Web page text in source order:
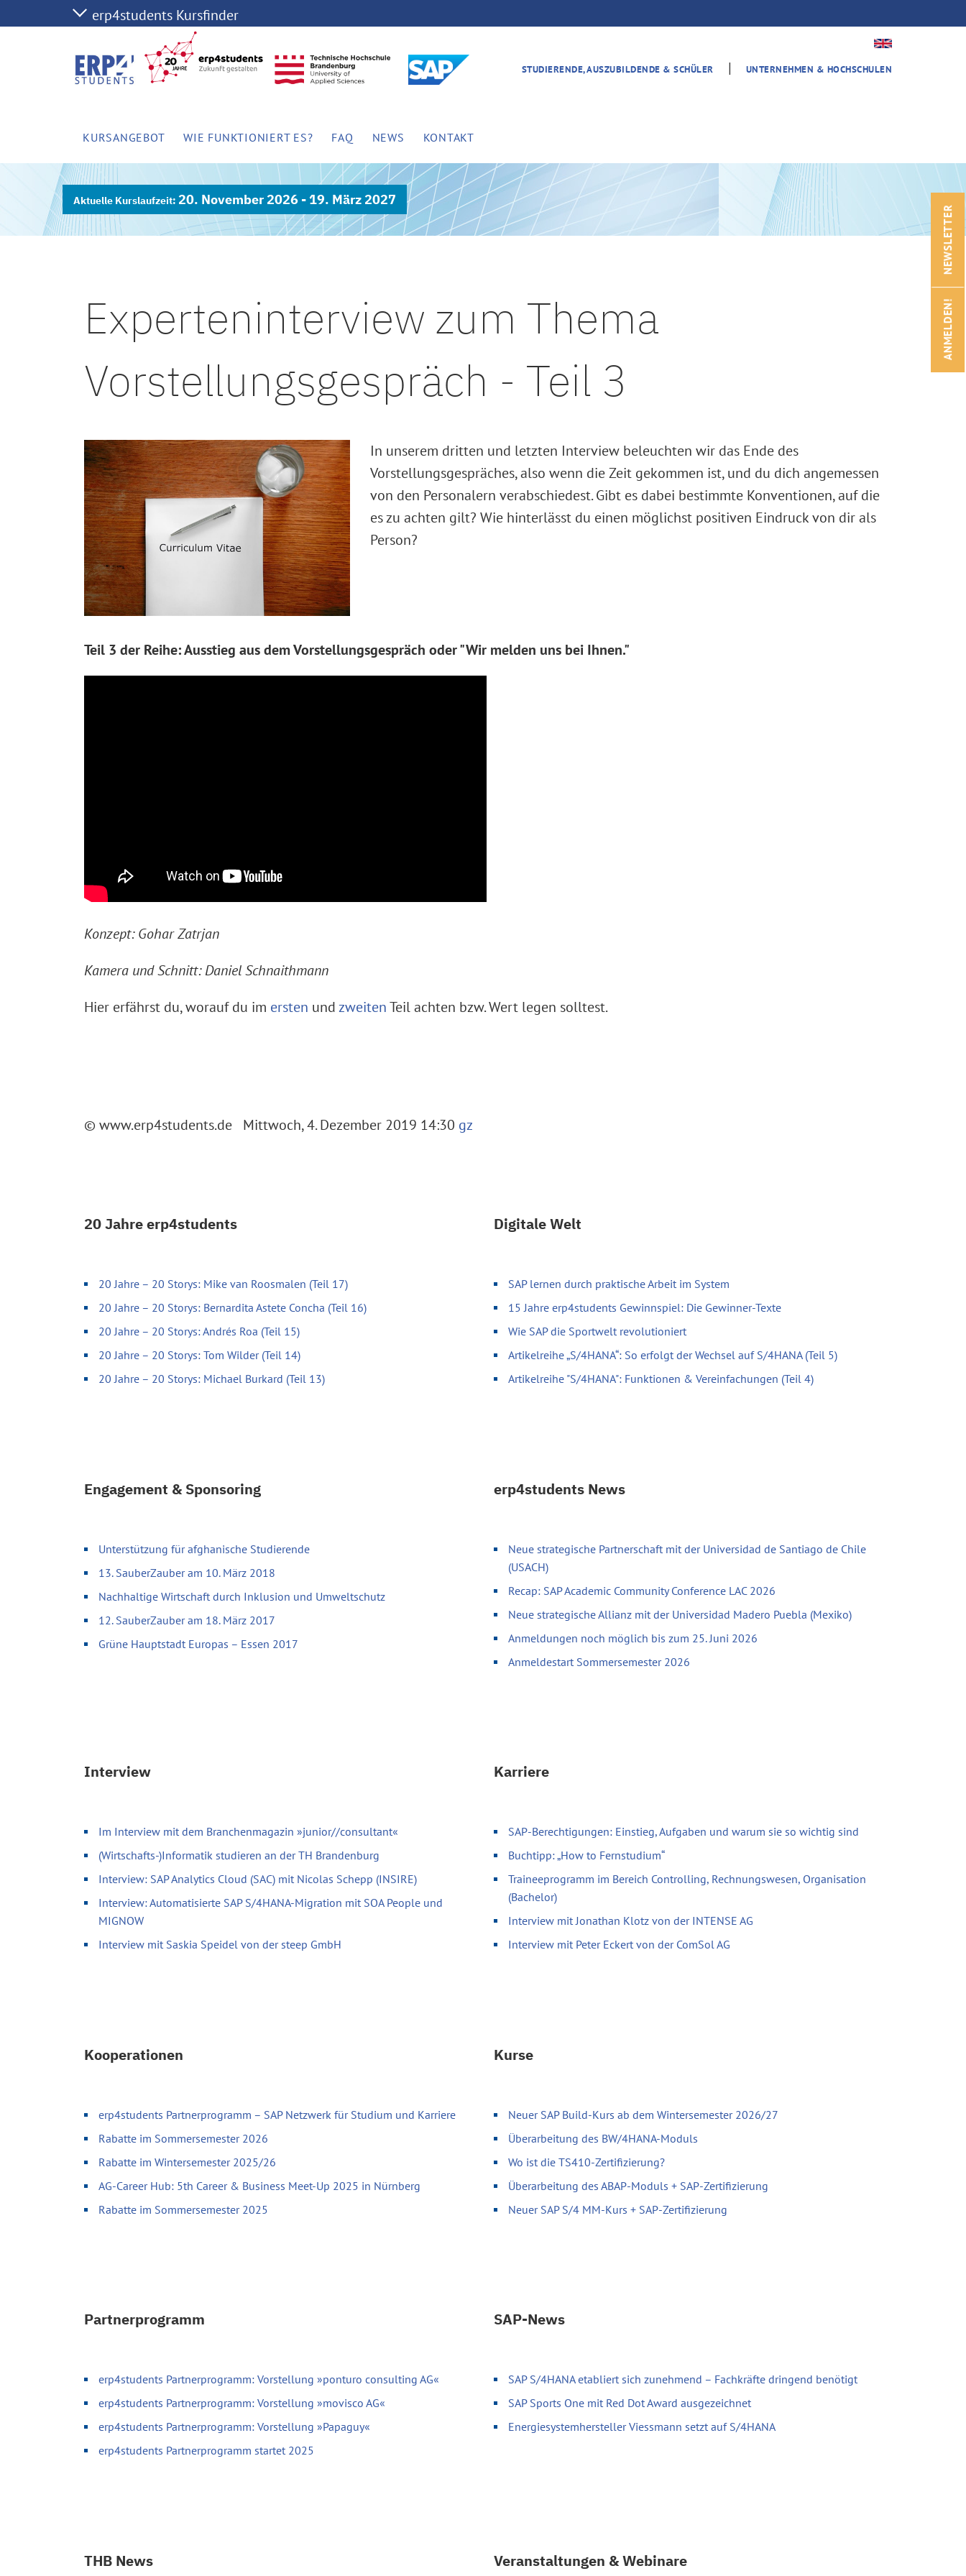
STUDIERENDE, AUSZUBILDENDE & SCHÜLER | UNTERNEHMEN & HOCHSCHULEN
KURSANGEBOT WIE FUNKTIONIERT ES? FAQ NEWS KONTAKT
20. November 2026 - 19. März 2027
Experteninterview zum Thema
Vorstellungsgespräch - Teil 3
In unserem dritten und letzten Interview beleuchten wir das Ende des
Vorstellungsgespräches, also wenn die Zeit gekommen ist, und du dich angemessen
von den Personalern verabschiedest. Gibt es dabei bestimmte Konventionen, auf die
es zu achten gilt? Wie hinterlässt du einen möglichst positiven Eindruck von dir als
Person?
Teil 3 der Reihe: Ausstieg aus dem Vorstellungsgespräch oder "Wir melden uns bei Ihnen."
Konzept: Gohar Zatrjan
Kamera und Schnitt: Daniel Schnaithmann
Hier erfährst du, worauf du im ersten undzweitenTeil achten bzw. Wert legen solltest.
© www.erp4students.de Mittwoch, 4. Dezember 2019 14:30 gz
20 Jahre erp4students
20 Jahre – 20 Storys: Mike van Roosmalen (Teil 17)
20 Jahre – 20 Storys: Bernardita Astete Concha (Teil 16)
20 Jahre – 20 Storys: Andrés Roa (Teil 15)
20 Jahre – 20 Storys: Tom Wilder (Teil 14)
20 Jahre – 20 Storys: Michael Burkard (Teil 13)
Digitale Welt
SAP lernen durch praktische Arbeit im System
15 Jahre erp4students Gewinnspiel: Die Gewinner-Texte
Wie SAP die Sportwelt revolutioniert
Artikelreihe „S/4HANA“: So erfolgt der Wechsel auf S/4HANA (Teil 5)
Artikelreihe "S/4HANA": Funktionen & Vereinfachungen (Teil 4)
Engagement & Sponsoring
Unterstützung für afghanische Studierende
13. SauberZauber am 10. März 2018
Nachhaltige Wirtschaft durch Inklusion und Umweltschutz
12. SauberZauber am 18. März 2017
Grüne Hauptstadt Europas – Essen 2017
erp4students News
Neue strategische Partnerschaft mit der Universidad de Santiago de Chile
(USACH)
Recap: SAP Academic Community Conference LAC 2026
Neue strategische Allianz mit der Universidad Madero Puebla (Mexiko)
Anmeldungen noch möglich bis zum 25. Juni 2026
Anmeldestart Sommersemester 2026
Interview
Im Interview mit dem Branchenmagazin »junior//consultant«
(Wirtschafts-)Informatik studieren an der TH Brandenburg
Interview: SAP Analytics Cloud (SAC) mit Nicolas Schepp (INSIRE)
Interview: Automatisierte SAP S/4HANA-Migration mit SOA People und
MIGNOW
Interview mit Saskia Speidel von der steep GmbH
Karriere
SAP-Berechtigungen: Einstieg, Aufgaben und warum sie so wichtig sind
Buchtipp: „How to Fernstudium“
Traineeprogramm im Bereich Controlling, Rechnungswesen, Organisation
(Bachelor)
Interview mit Jonathan Klotz von der INTENSE AG
Interview mit Peter Eckert von der ComSol AG
Kooperationen
erp4students Partnerprogramm – SAP Netzwerk für Studium und Karriere
Rabatte im Sommersemester 2026
Rabatte im Wintersemester 2025/26
AG-Career Hub: 5th Career & Business Meet-Up 2025 in Nürnberg
Rabatte im Sommersemester 2025
Kurse
Neuer SAP Build-Kurs ab dem Wintersemester 2026/27
Überarbeitung des BW/4HANA-Moduls
Wo ist die TS410-Zertifizierung?
Überarbeitung des ABAP-Moduls + SAP-Zertifizierung
Neuer SAP S/4 MM-Kurs + SAP-Zertifizierung
Partnerprogramm
erp4students Partnerprogramm: Vorstellung »ponturo consulting AG«
erp4students Partnerprogramm: Vorstellung »movisco AG«
erp4students Partnerprogramm: Vorstellung »Papaguy«
erp4students Partnerprogramm startet 2025
SAP-News
SAP S/4HANA etabliert sich zunehmend – Fachkräfte dringend benötigt
SAP Sports One mit Red Dot Award ausgezeichnet
Energiesystemhersteller Viessmann setzt auf S/4HANA
THB News Veranstaltungen & Webinare
ANMELDEN!
NEWSLETTER